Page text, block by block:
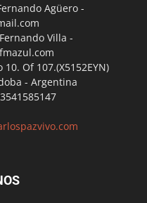
Agüero -
Villa -
Of 107.(X5152EYN)
- Argentina